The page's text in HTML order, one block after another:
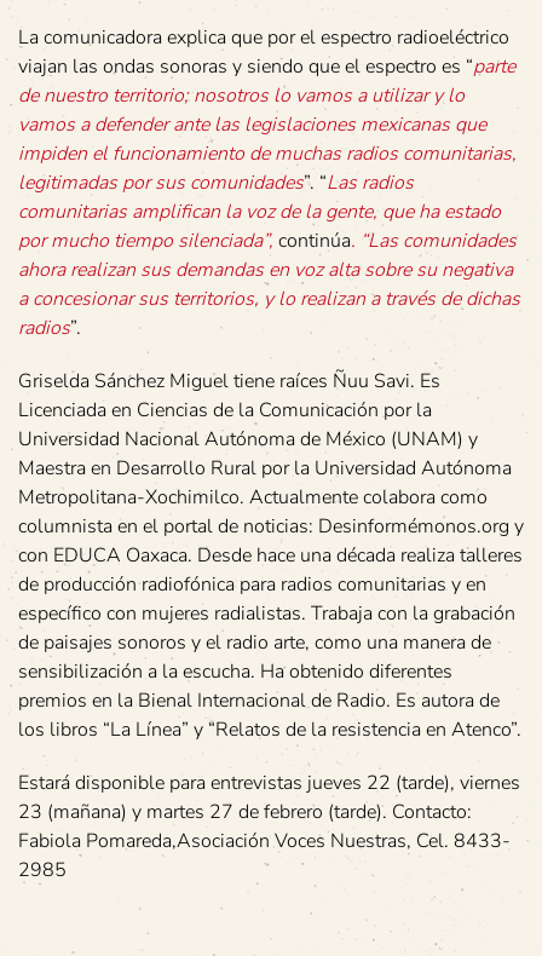
La comunicadora explica que por el espectro radioeléctrico
viajan las ondas sonoras y siendo que el espectro es “parte
de nuestro territorio; nosotros lo vamos a utilizar y lo
vamos a defender ante las legislaciones mexicanas que
impiden el funcionamiento de muchas radios comunitarias,
legitimadas por sus comunidades”. “Las radios
comunitarias amplifican la voz de la gente, que ha estado
por mucho tiempo silenciada”, continúa. “Las comunidades
ahora realizan sus demandas en voz alta sobre su negativa
a concesionar sus territorios, y lo realizan a través de dichas
radios”.
Griselda Sánchez Miguel tiene raíces Ñuu Savi. Es
Licenciada en Ciencias de la Comunicación por la
Universidad Nacional Autónoma de México (UNAM) y
Maestra en Desarrollo Rural por la Universidad Autónoma
Metropolitana-Xochimilco. Actualmente colabora como
columnista en el portal de noticias: Desinformémonos.org y
con EDUCA Oaxaca. Desde hace una década realiza talleres
de producción radiofónica para radios comunitarias y en
específico con mujeres radialistas. Trabaja con la grabación
de paisajes sonoros y el radio arte, como una manera de
sensibilización a la escucha. Ha obtenido diferentes
premios en la Bienal Internacional de Radio. Es autora de
los libros “La Línea” y “Relatos de la resistencia en Atenco”.
Estará disponible para entrevistas jueves 22 (tarde), viernes
23 (mañana) y martes 27 de febrero (tarde). Contacto:
Fabiola Pomareda,Asociación Voces Nuestras, Cel. 8433-
2985